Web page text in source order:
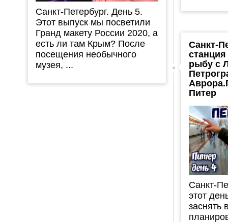
Санкт-Петербург. День 5.
Этот выпуск мы посветили
Гранд макету России 2020, а
есть ли там Крым? После
посещения необычного
музея, ...
Санкт-
рыбу с
Питер
Санкт-
этот
заснять